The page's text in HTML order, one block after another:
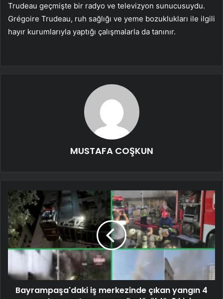
Trudeau geçmişte bir radyo ve televizyon sunucusuydu.
Grégoire Trudeau, ruh sağlığı ve yeme bozuklukları ile ilgili
hayır kurumlarıyla yaptığı çalışmalarla da tanınır.
MUSTAFA COŞKUN
Bayrampaşa'daki iş merkezinde çıkan yangın 4